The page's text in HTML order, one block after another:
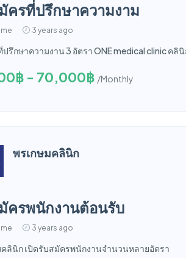
ครที่ปรึกษาความงาม
3 years ago
ปรึกษาความงาน 3 อัตรา ONE medical clinic ค
฿ - 70,000฿ /Monthly
พรเกษมคลินิก
ครพนักงานต้อนรับ
3 years ago
คลินิก เปิดรับสมัครพนักงานจำนวนหลายอัตรา